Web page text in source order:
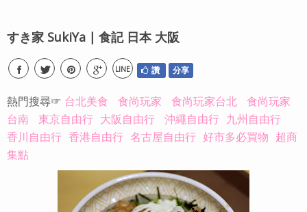
すき家 SukiYa ∣ 食記 日本 大阪
LINE 讚 分享
熱門搜尋☞ 台北美食 食尚玩家 食尚玩家台北
食尚玩家
台南
東京自由行 大阪自由行 沖繩自由行 九州自由行
香川自由行 香港自由行 名古屋自由行 好市多必買物 超商
集點